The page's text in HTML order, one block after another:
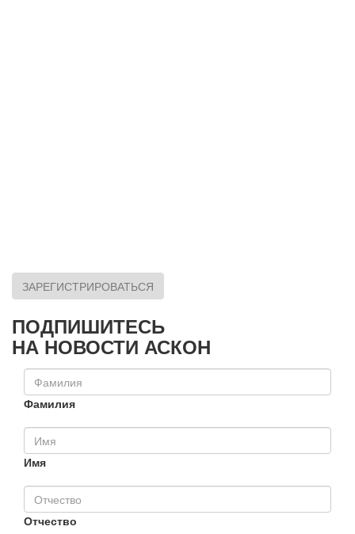
ЗАРЕГИСТРИРОВАТЬСЯ
ПОДПИШИТЕСЬ
НА НОВОСТИ АСКОН
Фамилия
Имя
Отчество